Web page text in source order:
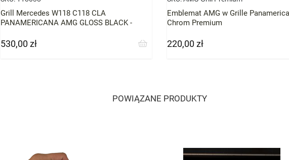
Grill Mercedes W118 C118 CLA
PANAMERICANA AMG GLOSS BLACK -
Cena
530,00 zł
Emblemat AMG w Grille
Chrom Premium
Cena
220,00 zł
POWIĄZANE PRODUKTY